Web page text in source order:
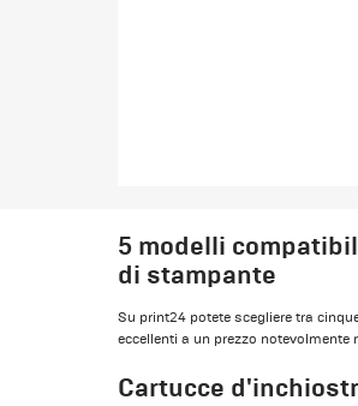
5 modelli
di stampante
Su print24 potete scegliere tra
eccellenti a un prezzo notevolmente
Cartucce